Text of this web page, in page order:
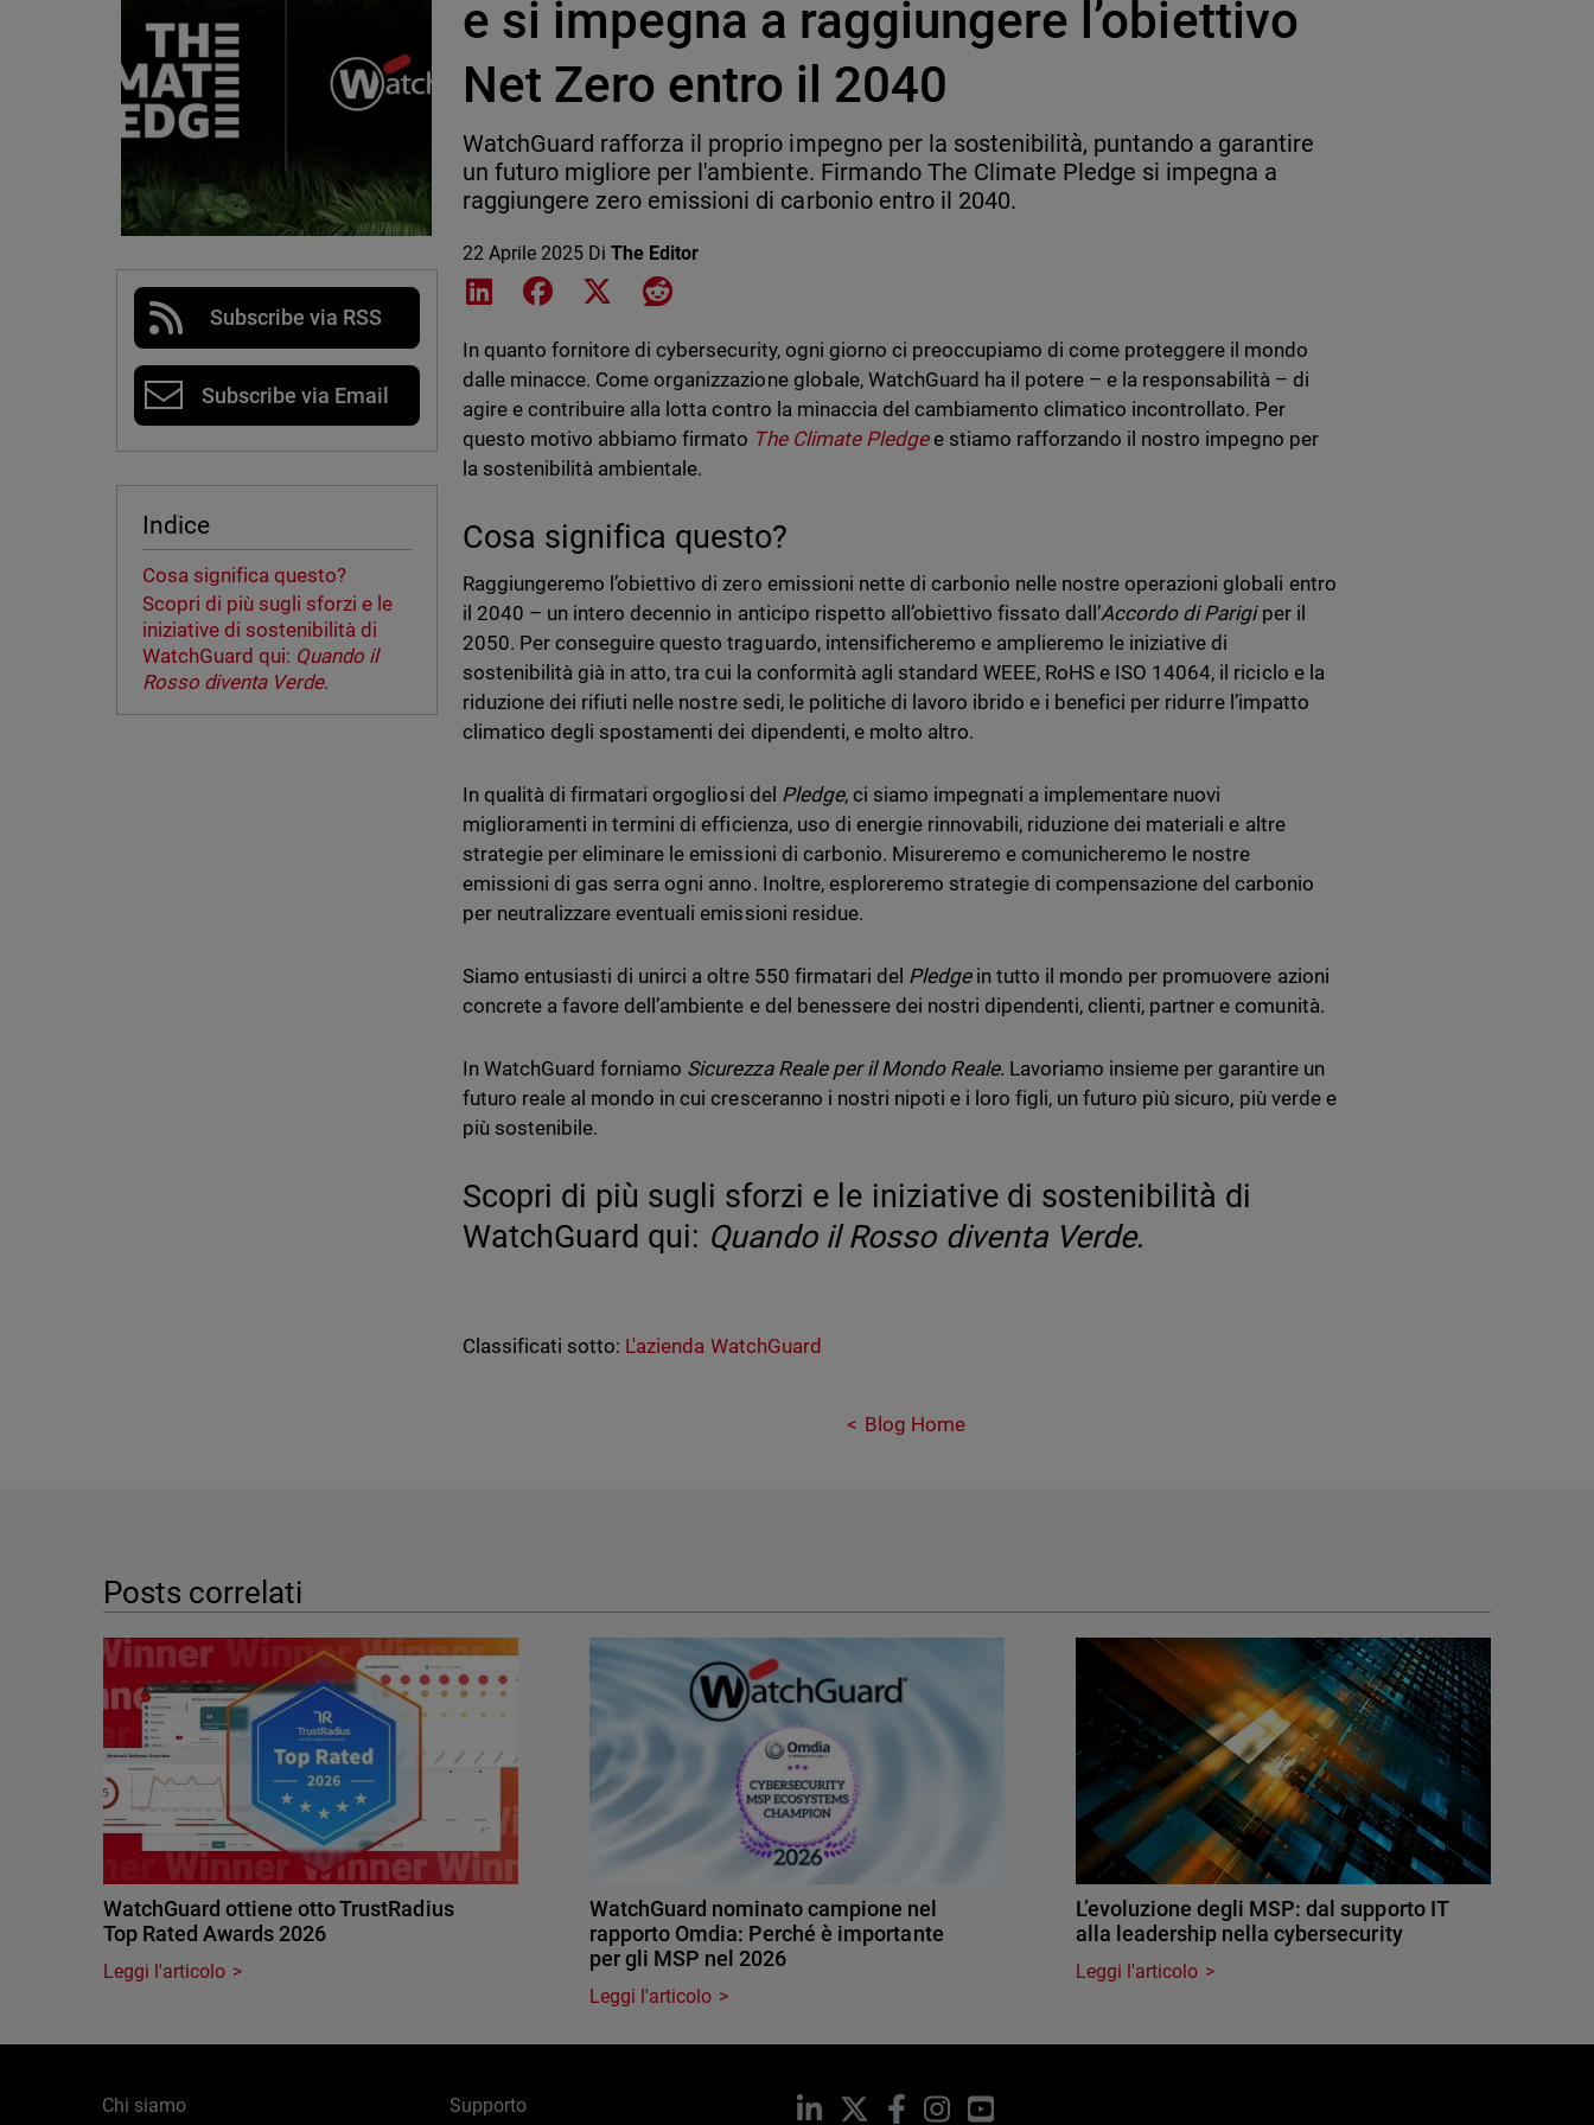
Subscribe via RSS
Subscribe via Email
Indice
Cosa significa questo?
Scopri di più sugli sforzi e le
iniziative di sostenibilità di
WatchGuard qui: Quando il
Rosso diventa Verde.
e si impegna a raggiungere l’obiettivo
Net Zero entro il 2040
WatchGuard rafforza il proprio impegno per la sostenibilità, puntando a garantire
un futuro migliore per l'ambiente. Firmando The Climate Pledge si impegna a
raggiungere zero emissioni di carbonio entro il 2040.
22 Aprile 2025 DiThe Editor
Share on LinkedIn
Share on Facebook
Share on XShare on Reddit
In quanto fornitore di cybersecurity, ogni giorno ci preoccupiamo di come proteggere il mondo
dalle minacce. Come organizzazione globale, WatchGuard ha il potere – e la responsabilità – di
agire e contribuire alla lotta contro la minaccia del cambiamento climatico incontrollato. Per
questo motivo abbiamo firmato The Climate Pledgee stiamo rafforzando il nostro impegno per
la sostenibilità ambientale.
Cosa significa questo?
Raggiungeremo l’obiettivo di zero emissioni nette di carbonio nelle nostre operazioni globali entro
il 2040 – un intero decennio in anticipo rispetto all’obiettivo fissato dall’Accordo di Parigiper il
2050. Per conseguire questo traguardo, intensificheremo e amplieremo le iniziative di
sostenibilità già in atto, tra cui la conformità agli standard WEEE, RoHS e ISO 14064, il riciclo e la
riduzione dei rifiuti nelle nostre sedi, le politiche di lavoro ibrido e i benefici per ridurre l’impatto
climatico degli spostamenti dei dipendenti, e molto altro.
In qualità di firmatari orgogliosi del Pledge, ci siamo impegnati a implementare nuovi
miglioramenti in termini di efficienza, uso di energie rinnovabili, riduzione dei materiali e altre
strategie per eliminare le emissioni di carbonio. Misureremo e comunicheremo le nostre
emissioni di gas serra ogni anno. Inoltre, esploreremo strategie di compensazione del carbonio
per neutralizzare eventuali emissioni residue.
Siamo entusiasti di unirci a oltre 550 firmatari del Pledgein tutto il mondo per promuovere azioni
concrete a favore dell’ambiente e del benessere dei nostri dipendenti, clienti, partner e comunità.
In WatchGuard forniamo Sicurezza Reale per il Mondo Reale. Lavoriamo insieme per garantire un
futuro reale al mondo in cui cresceranno i nostri nipoti e i loro figli, un futuro più sicuro, più verde e
più sostenibile.
Scopri di più sugli sforzi e le iniziative di sostenibilità di
WatchGuard qui: Quando il Rosso diventa Verde.
Classificati sotto: L'azienda WatchGuard
Blog Home
Posts correlati
WatchGuard ottiene otto TrustRadius
Top Rated Awards 2026
Leggi l'articolo
WatchGuard nominato campione nel
rapporto Omdia: Perché è importante
per gli MSP nel 2026
Leggi l'articolo
L’evoluzione degli MSP: dal supporto IT
alla leadership nella cybersecurity
Leggi l'articolo
Chi siamo
Supporto
LinkedIn Facebook
InstagramYouTube